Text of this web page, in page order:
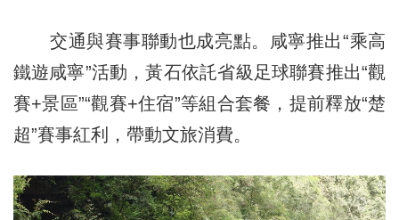
交通與賽事聯動也成亮點。咸寧推出“乘高
鐵遊咸寧”活動，黃石依託省級足球聯賽推出“觀
賽+景區”“觀賽+住宿”等組合套餐，提前釋放“楚
超”賽事紅利，帶動文旅消費。